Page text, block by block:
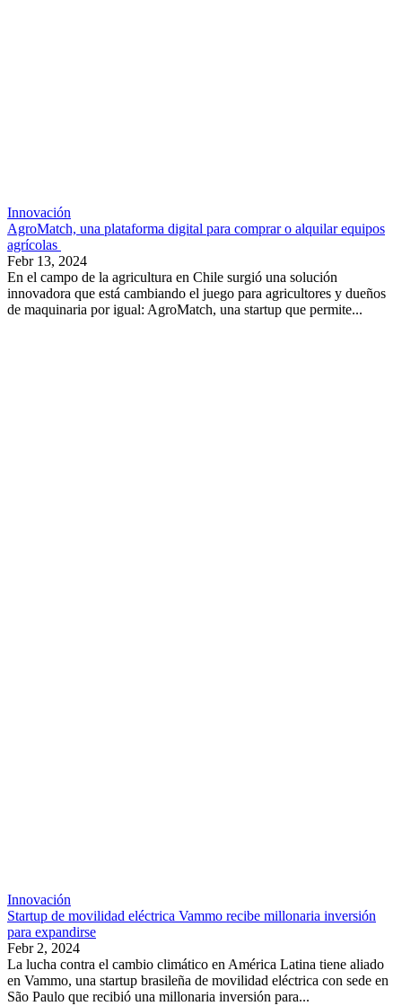
Innovación
AgroMatch, una plataforma digital para comprar o alquilar equipos
agrícolas
Febr 13, 2024
En el campo de la agricultura en Chile surgió una solución
innovadora que está cambiando el juego para agricultores y dueños
de maquinaria por igual: AgroMatch, una startup que permite...
Innovación
Startup de movilidad eléctrica Vammo recibe millonaria inversión
para expandirse
Febr 2, 2024
La lucha contra el cambio climático en América Latina tiene aliado
en Vammo, una startup brasileña de movilidad eléctrica con sede en
São Paulo que recibió una millonaria inversión para...